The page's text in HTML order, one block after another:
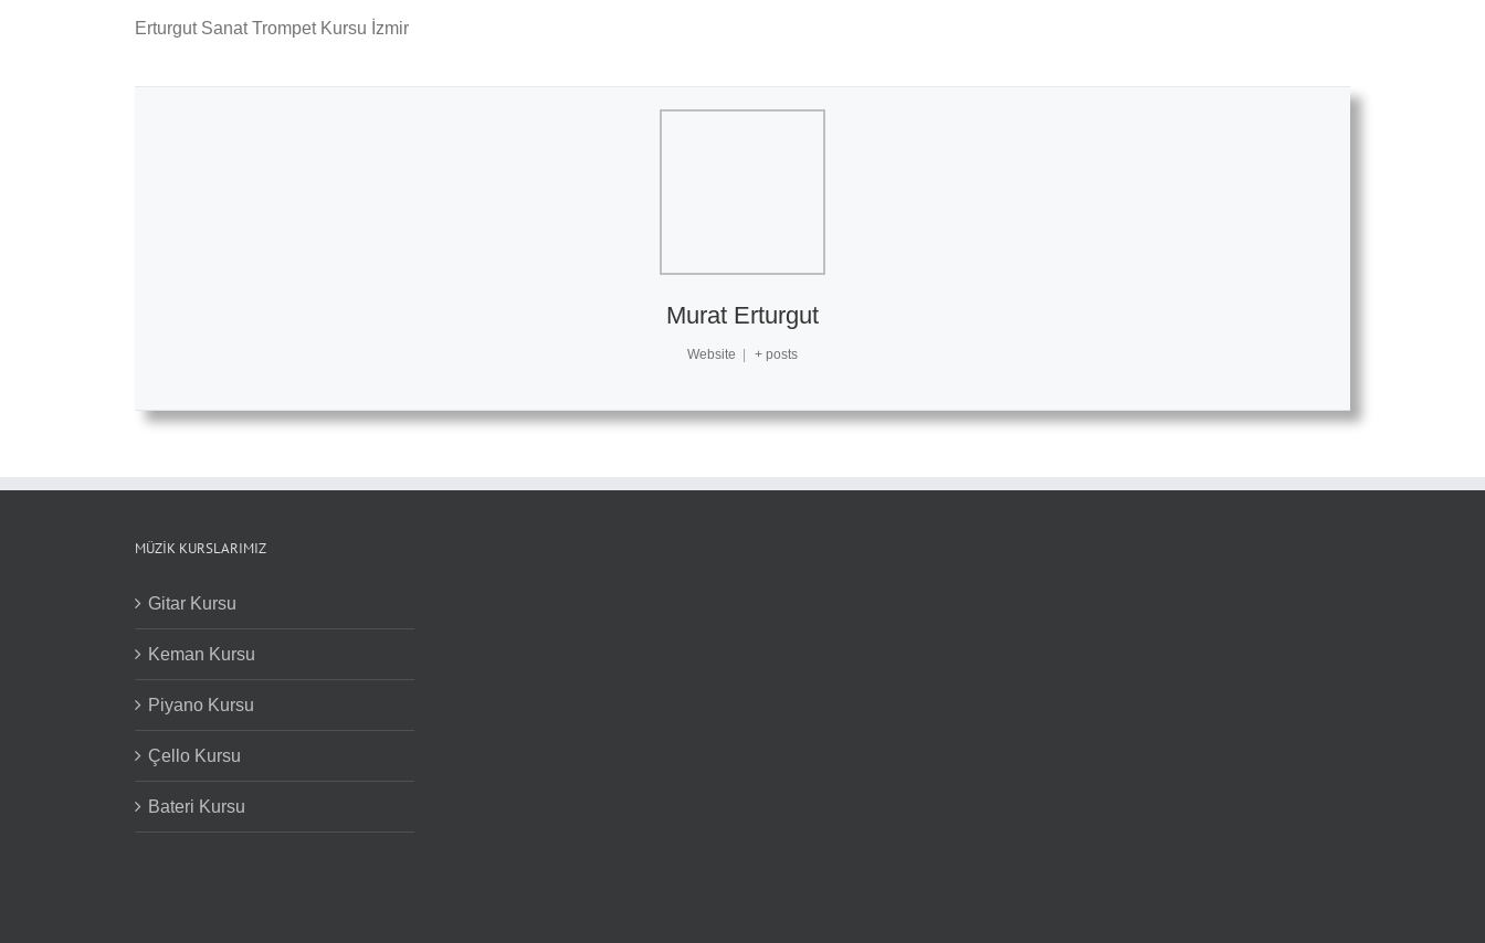
Erturgut Sanat Trompet Kursu İzmir
Murat Erturgut
Website | + posts
MÜZIK KURSLARIMIZ
Gitar Kursu
Keman Kursu
Piyano Kursu
Çello Kursu
Bateri Kursu